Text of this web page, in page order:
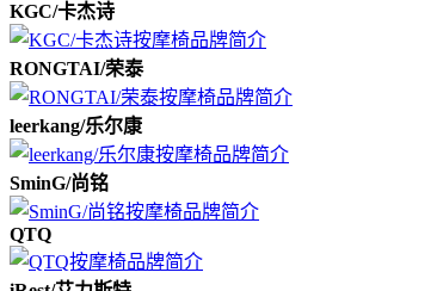
KGC/卡杰诗
RONGTAI/荣泰
leerkang/乐尔康
SminG/尚铭
QTQ